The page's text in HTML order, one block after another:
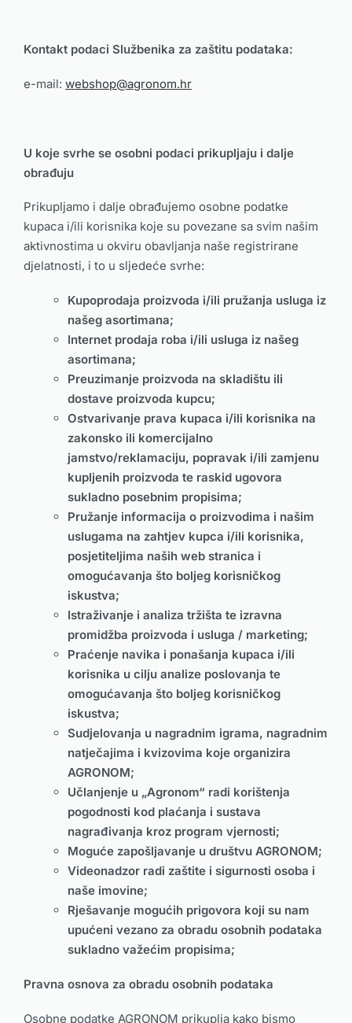
Kontakt podaci Službenika za zaštitu podataka:
e-mail: webshop@agronom.hr
U koje svrhe se osobni podaci prikupljaju i dalje
obrađuju
Prikupljamo i dalje obrađujemo osobne podatke
kupaca i/ili korisnika koje su povezane sa svim našim
aktivnostima u okviru obavljanja naše registrirane
djelatnosti, i to u sljedeće svrhe:
Kupoprodaja proizvoda i/ili pružanja usluga iz
našeg asortimana;
Internet prodaja roba i/ili usluga iz našeg
asortimana;
Preuzimanje proizvoda na skladištu ili
dostave proizvoda kupcu;
Ostvarivanje prava kupaca i/ili korisnika na
zakonsko ili komercijalno
jamstvo/reklamaciju, popravak i/ili zamjenu
kupljenih proizvoda te raskid ugovora
sukladno posebnim propisima;
Pružanje informacija o proizvodima i našim
uslugama na zahtjev kupca i/ili korisnika,
posjetiteljima naših web stranica i
omogućavanja što boljeg korisničkog
iskustva;
Istraživanje i analiza tržišta te izravna
promidžba proizvoda i usluga / marketing;
Praćenje navika i ponašanja kupaca i/ili
korisnika u cilju analize poslovanja te
omogućavanja što boljeg korisničkog
iskustva;
Sudjelovanja u nagradnim igrama, nagradnim
natječajima i kvizovima koje organizira
AGRONOM;
Učlanjenje u „Agronom“ radi korištenja
pogodnosti kod plaćanja i sustava
nagrađivanja kroz program vjernosti;
Moguće zapošljavanje u društvuAGRONOM;
Videonadzor radi zaštite i sigurnosti osoba i
naše imovine;
Rješavanje mogućih prigovora koji su nam
upućeni vezano za obradu osobnih podataka
sukladno važećim propisima;
Pravna osnova za obradu osobnih podataka
Osobne podatke AGRONOM prikuplja kako bismo